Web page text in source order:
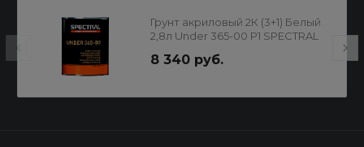
Грунт акриловый 2К (3+1) Белый
2,8л Under 365-00 P1 SPECTRAL
8 340 руб.